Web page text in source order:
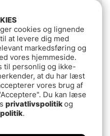
Myran Utvalda Favoriter
Abborre 3-Pack
159 DKK
Söder Custom
cookies og lignende
at levere dig med
markedsføring og
vores hjemmeside.
til personlig og ikke-
at du har læst
vores brug af
Du kan læse
privatlivspolitikog
.